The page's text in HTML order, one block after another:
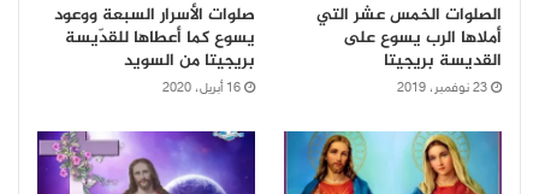
الصلوات الخمس عشر التي
أملاها الرب يسوع على
القديسة بريجيتا
23 نوفمبر، 2019
صلوات الأسرار السبعة ووعود
يسوع كما أعطاها للقدّيسة
بريجيتا من السويد
16 أبريل، 2020